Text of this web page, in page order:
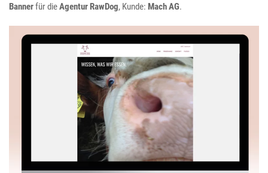
Bannerfür dieAgentur RawDog, Kunde: Mach AG.
Wümme Rind